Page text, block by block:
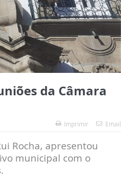
da Câmara
Imprimir Email
Rocha, apresentou
municipal com o